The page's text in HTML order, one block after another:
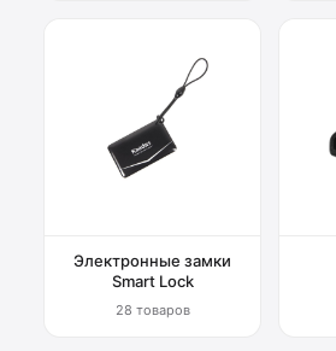
Электронные замки
Smart Lock
28 товаров